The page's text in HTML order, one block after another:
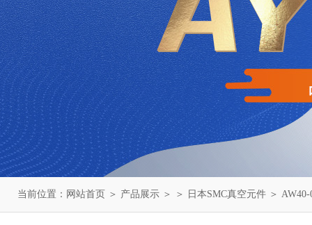
当前位置： 网站首页 ＞ 产品展示 ＞ ＞ 日本SMC真空元件 ＞